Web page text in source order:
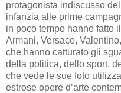
protagonista indiscusso
infanzia alle prime
in poco tempo hanno fatto
Armani, Versace,
che hanno catturato gli
della politica, dello sport,
che vede le sue foto
estrose opere d’arte